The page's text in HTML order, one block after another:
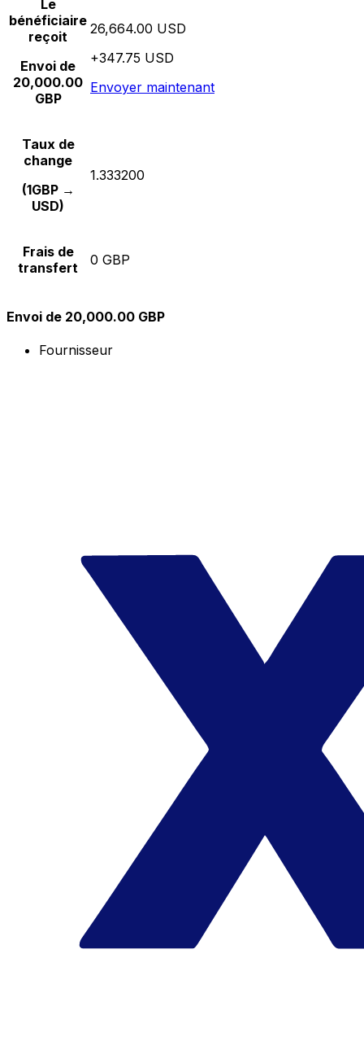
Le
bénéficiaire
reçoit
Envoi de
20,000.00
GBP
26,664.00 USD
+347.75 USD
Envoyer maintenant
Taux de
change
(1GBP →
USD)
1.333200
Frais de
transfert
0 GBP
Envoi de 20,000.00 GBP
Fournisseur